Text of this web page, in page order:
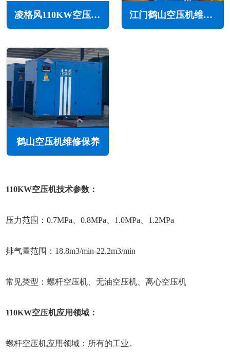
凌格风110KW空压机LS系列 江门鹤山空压机维修保养
鹤山空压机维修保养
110KW空压机技术参数：
压力范围：0.7MPa、0.8MPa、1.0MPa、1.2MPa
排气量范围：18.8m3/min-22.2m3/min
常见类型：螺杆空压机、无油空压机、离心空压机
110KW空压机应用领域：
螺杆空压机应用领域：所有的工业。